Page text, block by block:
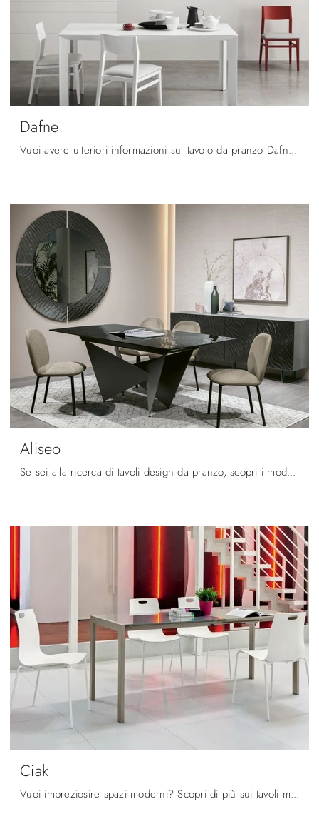
Dafne
Vuoi avere ulteriori informazioni sul tavolo da pranzo Dafne di Maronese? Clicca e scopri di più sui modelli allungabili del marchio.
Aliseo
Se sei alla ricerca di tavoli design da pranzo, scopri i modelli allungabili di Target Point: clicca e scopri il modello Aliseo in vetro.
Ciak
Vuoi impreziosire spazi moderni? Scopri di più sui tavoli moderni allungabili: il modello da cucina Ciak ti attende.